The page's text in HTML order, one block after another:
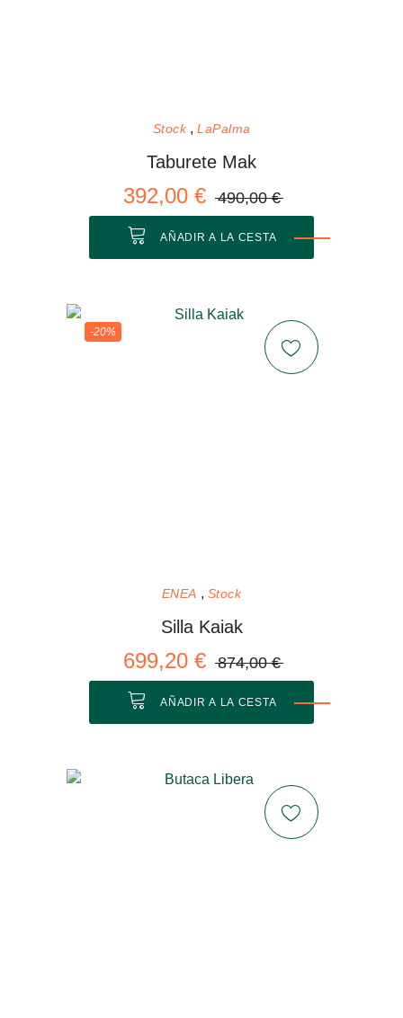
Stock LaPalma
Taburete Mak
392,00 € 490,00 €
AÑADIR A LA CESTA
-20%
ENEA Stock
Silla Kaiak
699,20 € 874,00 €
AÑADIR A LA CESTA